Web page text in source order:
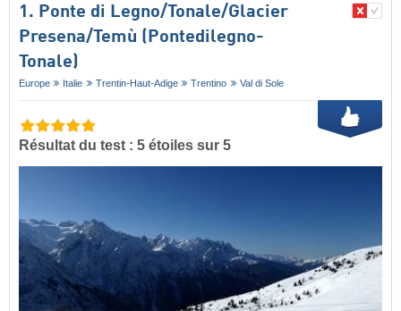
1. Ponte di Legno/​Tonale/​Glacier
Presena/​Temù (Pontedilegno-
Tonale)
Europe Italie Trentin-Haut-Adige Trentino Val di Sole
Résultat du test : 5 étoiles sur 5